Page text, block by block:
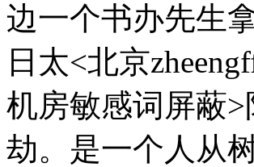
边一个书办先生
日太<北京
机房敏感词屏蔽
劫。是一个人从